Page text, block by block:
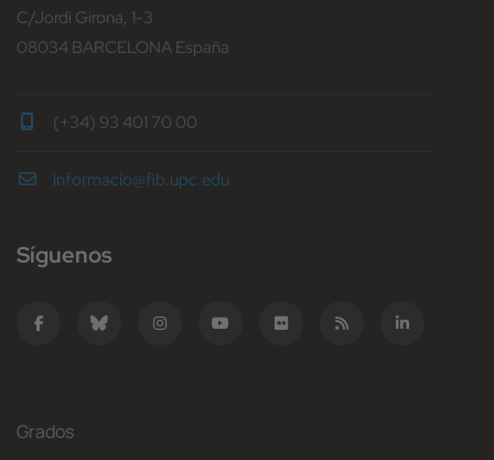
C/Jordi Girona, 1-3
08034 BARCELONA España
(+34) 93 401 70 00
informacio@fib.upc.edu
Síguenos
Grados